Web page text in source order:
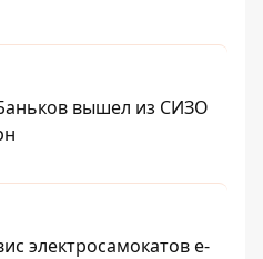
вышел из СИЗО
электросамокатов e-